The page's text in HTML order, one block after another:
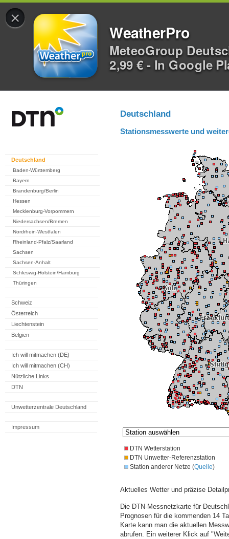
×
WeatherPro
MeteoGroup
2,99 € - In Google
Deutschland
Baden-Württemberg
Bayern
Brandenburg/Berlin
Hessen
Mecklenburg-Vorpommern
Niedersachsen/Bremen
Nordrhein-Westfalen
Rheinland-Pfalz/Saarland
Sachsen
Sachsen-Anhalt
Schleswig-Holstein/Hamburg
Thüringen
Schweiz
Österreich
Liechtenstein
Belgien
Ich will mitmachen (DE)
Ich will mitmachen (CH)
Nützliche Links
DTN
Unwetterzentrale Deutschland
Impressum
Deutschland
Stationsmesswerte und
DTN Wetterstation
DTN Unwetter-Referenzstation
Station anderer Netze (Quelle)
Aktuelles Wetter und präzise
Die DTN-Messnetzkarte für
Prognosen für die kommenden 14
Karte kann man die aktuellen
abrufen. Ein weiterer Klick auf